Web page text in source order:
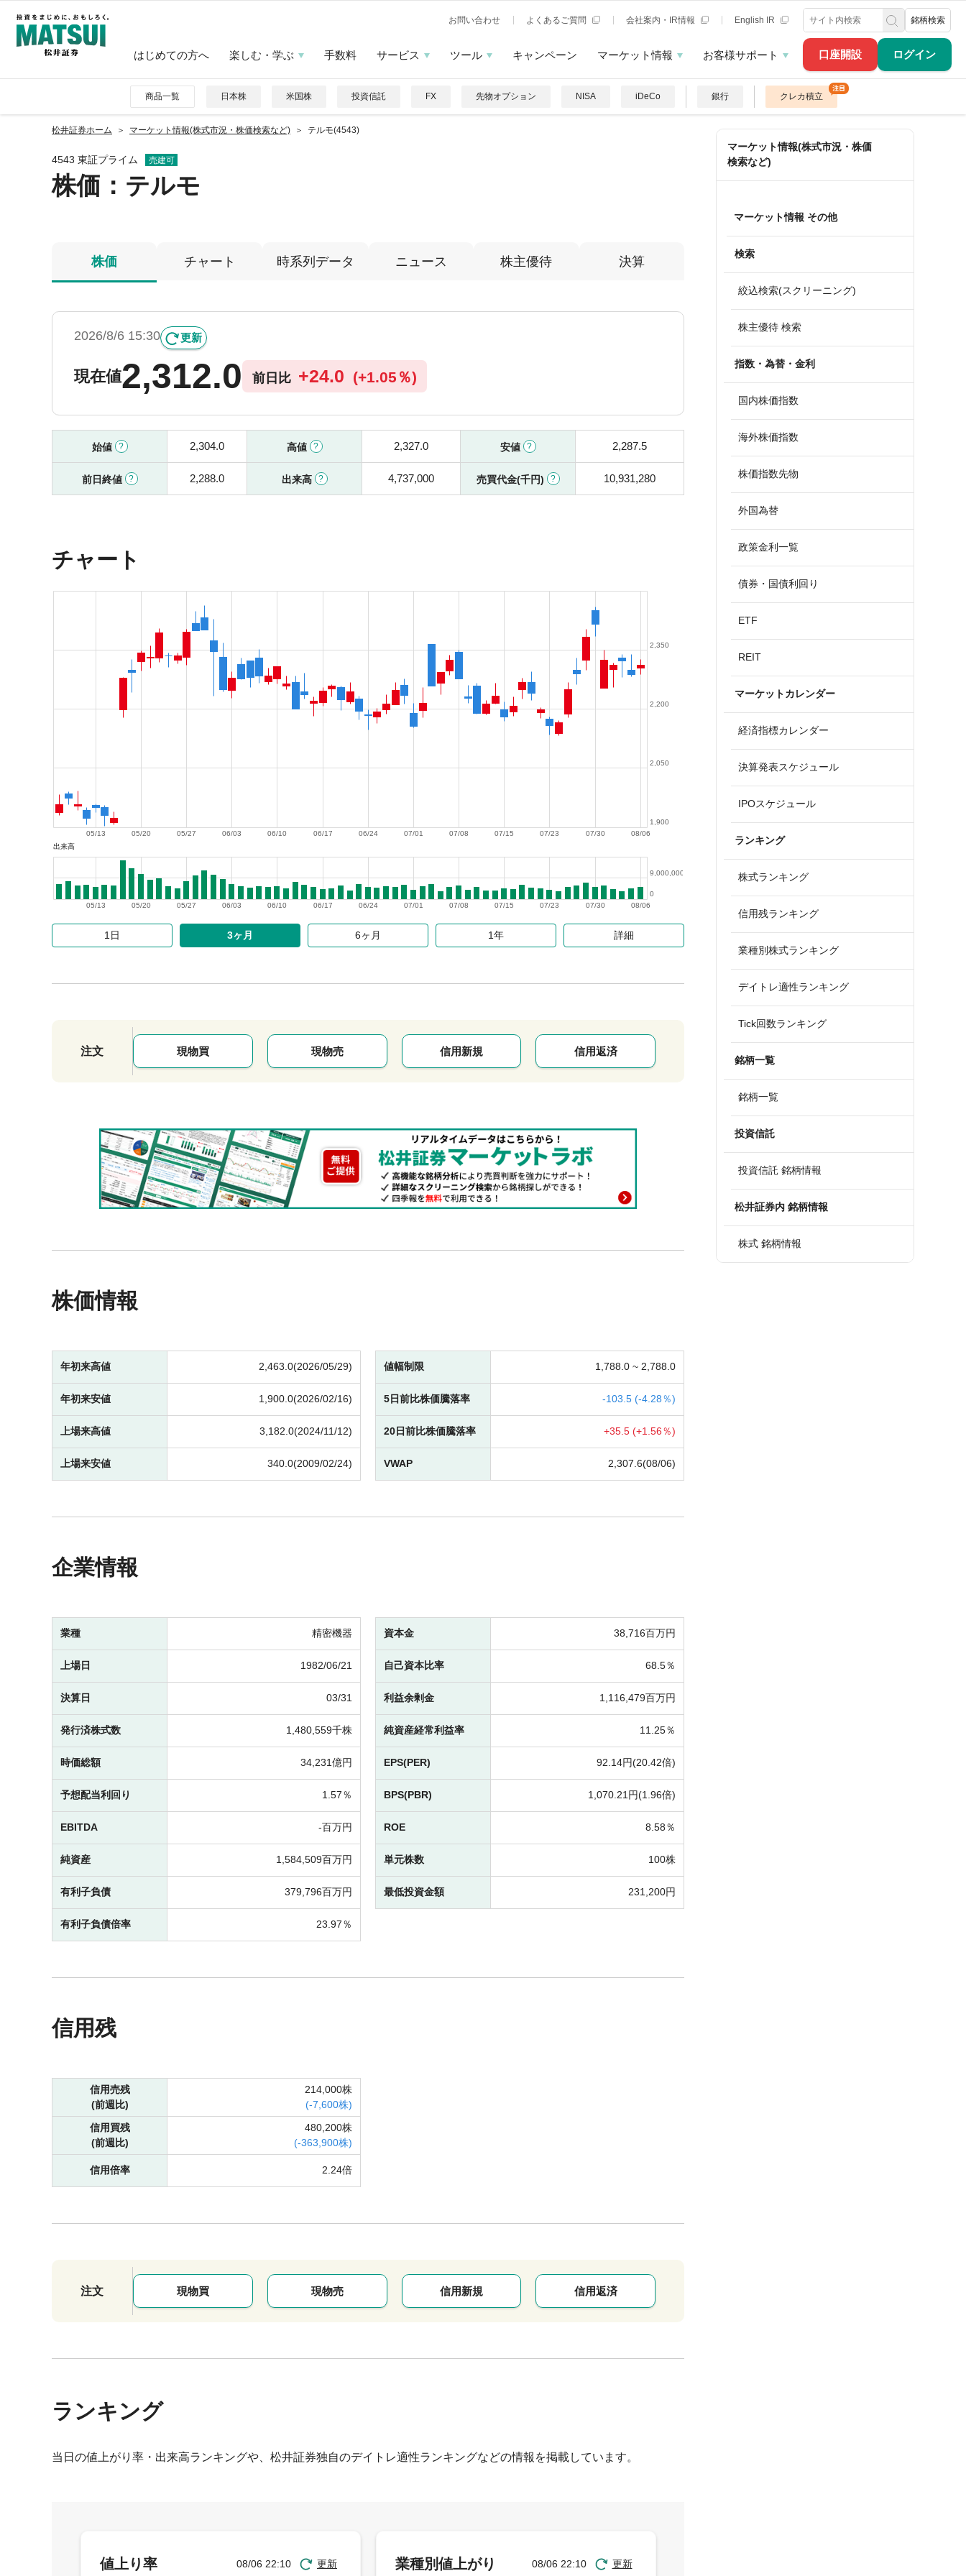
口座開設 ログイン
お問い合わせ よくあるご質問 会社案内・IR情報 English IR 銘柄検索
はじめての方へ 楽しむ・学ぶ 手数料 サービス ツール キャンペーン マーケット情報 お客様サポート
商品一覧 日本株 米国株 投資信託 FX 先物オプション NISA iDeCo 銀行 クレカ積立
松井証券ホーム マーケット情報(株式市況・株価検索など) テルモ(4543)
4543 東証プライム 売建可
株価 ：テルモ
株価 チャート 時系列データ ニュース 株主優待 決算
2026/8/6 15:30 更新
現在値2,312.0 前日比 +24.0 (+1.05％)
始値 2,304.0 高値 2,327.0 安値 2,287.5
前日終値 2,288.0 出来高 4,737,000 売買代金(千円) 10,931,280
チャート
08/06
07/30
07/23
07/15
07/08
07/01
06/24
06/17
06/10
06/03
05/27
05/20
05/13
1,900
2,050
2,200
2,350
出来高
08/06
07/30
07/23
07/15
07/08
07/01
06/24
06/17
06/10
06/03
05/27
05/20
05/13
0
9,000,000
1日 3ヶ月 6ヶ月 1年 詳細
注文 現物買 現物売 信用新規 信用返済
株価情報
年初来高値 2,463.0(2026/05/29)
年初来安値 1,900.0(2026/02/16)
上場来高値 3,182.0(2024/11/12)
上場来安値 340.0(2009/02/24)
値幅制限 1,788.0 ~ 2,788.0
5日前比株価騰落率 -103.5 (-4.28％)
20日前比株価騰落率 +35.5 (+1.56％)
VWAP 2,307.6(08/06)
企業情報
業種 精密機器
上場日 1982/06/21
決算日 03/31
発行済株式数 1,480,559千株
時価総額 34,231億円
予想配当利回り 1.57％
EBITDA -百万円
純資産 1,584,509百万円
有利子負債 379,796百万円
有利子負債倍率 23.97％
資本金 38,716百万円
自己資本比率 68.5％
利益余剰金 1,116,479百万円
純資産経常利益率 11.25％
EPS(PER) 92.14円(20.42倍)
BPS(PBR) 1,070.21円(1.96倍)
ROE 8.58％
単元株数 100株
最低投資金額 231,200円
信用残
信用売残
(前週比)
214,000株
(-7,600株)
信用買残
(前週比)
480,200株
(-363,900株)
信用倍率 2.24倍
注文 現物買 現物売 信用新規 信用返済
ランキング
当日の値上がり率・出来高ランキングや、松井証券独自のデイトレ適性ランキングなどの情報を掲載しています。
マーケット情報(株式市況・株価
検索など)
マーケット情報 その他
検索
絞込検索(スクリーニング)
株主優待 検索
指数・為替・金利
国内株価指数
海外株価指数
株価指数先物
外国為替
政策金利一覧
債券・国債利回り
ETF
REIT
マーケットカレンダー
経済指標カレンダー
決算発表スケジュール
IPOスケジュール
ランキング
株式ランキング
信用残ランキング
業種別株式ランキング
デイトレ適性ランキング
Tick回数ランキング
銘柄一覧
銘柄一覧
投資信託
投資信託 銘柄情報
松井証券内 銘柄情報
株式 銘柄情報